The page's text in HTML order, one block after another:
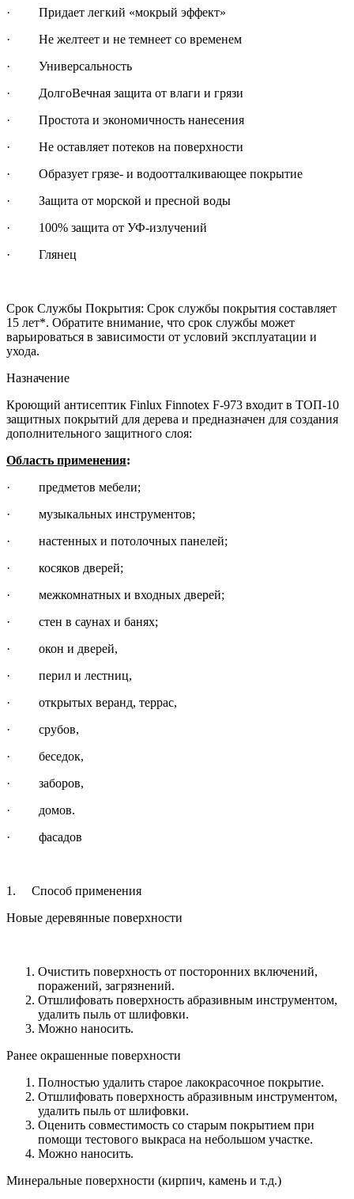
· Придает легкий «мокрый эффект»
· Не желтеет и не темнеет со временем
· Универсальность
· ДолгоВечная защита от влаги и грязи
· Простота и экономичность нанесения
· Не оставляет потеков на поверхности
· Образует грязе- и водоотталкивающее покрытие
· Защита от морской и пресной воды
· 100% защита от УФ-излучений
· Глянец
Срок Службы Покрытия: Срок службы покрытия составляет
15 лет*. Обратите внимание, что срок службы может
варьироваться в зависимости от условий эксплуатации и
ухода.
Назначение
Кроющий антисептик Finlux Finnotex F-973 входит в ТОП-10
защитных покрытий для дерева и предназначен для создания
дополнительного защитного слоя:
Область применения:
· предметов мебели;
· музыкальных инструментов;
· настенных и потолочных панелей;
· косяков дверей;
· межкомнатных и входных дверей;
· стен в саунах и банях;
· окон и дверей,
· перил и лестниц,
· открытых веранд, террас,
· срубов,
· беседок,
· заборов,
· домов.
· фасадов
1. Способ применения
Новые деревянные поверхности
Очистить поверхность от посторонних включений,
поражений, загрязнений.
Отшлифовать поверхность абразивным инструментом,
удалить пыль от шлифовки.
Можно наносить.
Ранее окрашенные поверхности
Полностью удалить старое лакокрасочное покрытие.
Отшлифовать поверхность абразивным инструментом,
удалить пыль от шлифовки.
Оценить совместимость со старым покрытием при
помощи тестового выкраса на небольшом участке.
Можно наносить.
Минеральные поверхности (кирпич, камень и т.д.)